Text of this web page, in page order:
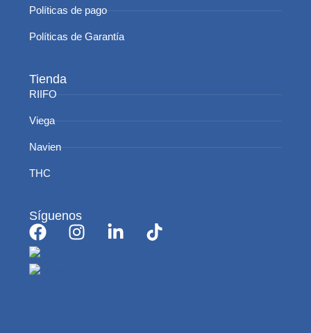
Políticas de pago
Políticas de Garantía
Tienda
RIIFO
Viega
Navien
THC
Síguenos